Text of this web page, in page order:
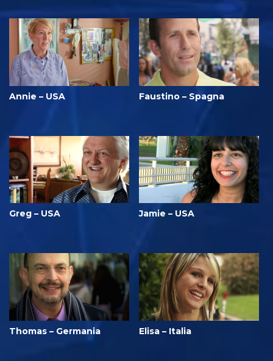
Annie – USA Faustino – Spagna
Greg – USA Jamie – USA
Thomas – Germania Elisa – Italia